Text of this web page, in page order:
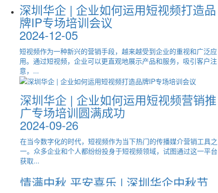
深圳华企 | 企业如何运用短视频打造品
牌IP专场培训会议
2024-12-05
短视频作为一种新兴的营销手段，越来越受到企业的重视和广泛应
用。通过短视频，企业可以更直观地展示产品和服务，吸引客户注
意，...
2024-10-01
国庆佳节，举国同庆愿祖国繁荣昌盛，山河无恙人民安居乐业，国
泰民安让我们携手同行，共筑中国梦深圳华企全体员工祝您假期愉
快，...
深圳华企 | 企业如何运用短视频营销推
广专场培训圆满成功
2024-09-26
在当今数字化的时代，短视频作为当下热门的传播媒介营销工具之
一。众多企业和个人都纷纷投身于短视频领域，试图通过这一平台
获取...
情满中秋 平安喜乐 | 深圳华企中秋节
放假通知
2024-09-14
seo优化新人也好，老人也罢，一直都存在着提升收录的困扰。具
体该...
想做好阿里巴巴店铺，我们需要学习
哪些运营方面的技巧？
2024-06-07
1、学会发布满星商品：1、学会发布满星商品：阿里巴巴要运营
道怎么...
为什么做SEO时关键词总是优化不上
去?龙岗网站建设为您解答
2023-05-31
我们在做SEO的过程中总是会遇到很多问题，比如网站关键词百
度排名...
【深圳网络推广】网络推广和网络营
销有什么区别？
2022-10-31
网络营销：网络营销是企业利用互联网进行销售的一种方式，以完
成其营销。网站推广：网站推广是企业通过互联网平台推广其品
牌、产...